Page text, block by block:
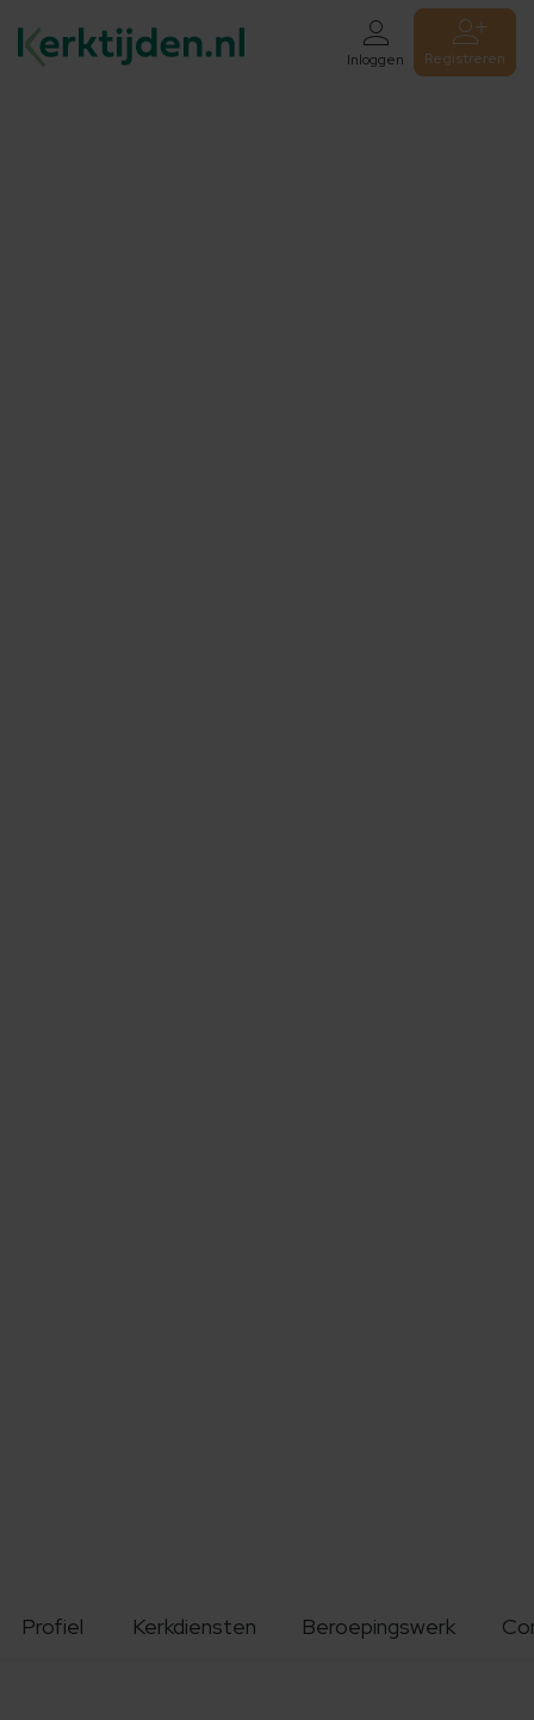
Inloggen Registreren
Profiel Kerkdiensten Beroepingswerk